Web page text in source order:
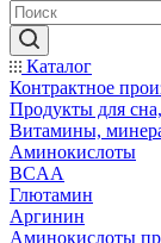
Каталог
Контрактное
Продукты для
Витамины,
Аминокислоты
BCAA
Глютамин
Аргинин
Аминокислоты